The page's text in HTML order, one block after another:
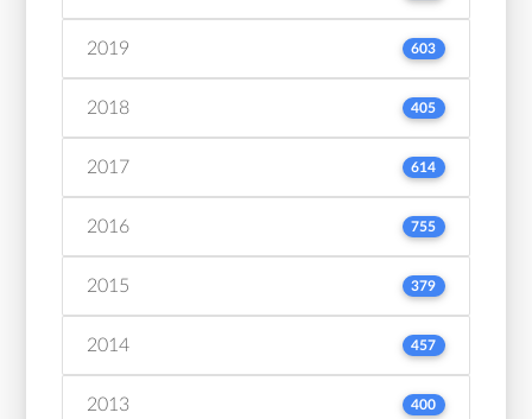
2019 603
2018 405
2017 614
2016 755
2015 379
2014 457
2013 400